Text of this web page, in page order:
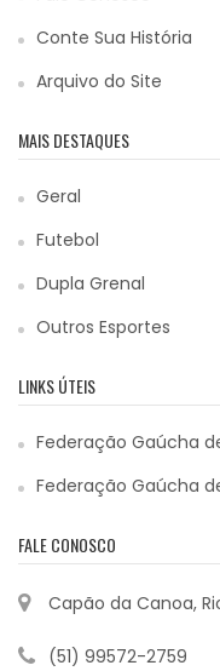
Conte Sua História
Arquivo do Site
MAIS DESTAQUES
Geral
Futebol
Dupla Grenal
Outros Esportes
LINKS ÚTEIS
Federação Gaúcha
Federação Gaúcha
FALE CONOSCO
Capão da Canoa,
(51) 99572-2759